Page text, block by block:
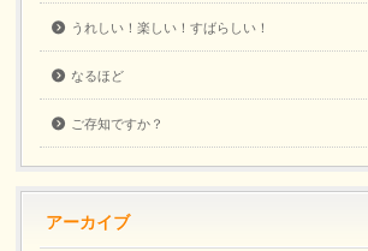
うれしい！楽しい！すばらしい！
なるほど
ご存知ですか？
アーカイブ